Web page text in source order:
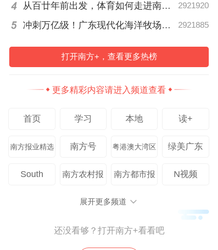
从百廿年前出发，体育如何走进南粤普通人的生活？ 2921920
冲刺万亿级！广东现代化海洋牧场建设提速 2921885
打开南方+，查看更多热榜
更多精彩内容请进入频道查看
首页 学习 本地 读+
南方报业精选 南方号 粤港澳大湾区 绿美广东
South 南方农村报 南方都市报 N视频
展开更多频道
还没看够？打开南方+看看吧